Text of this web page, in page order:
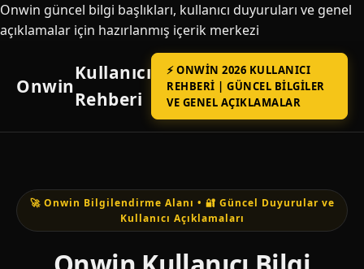
Onwin güncel bilgi başlıkları, kullanıcı duyuruları ve genel
açıklamalar için hazırlanmış içerik merkezi
Onwin
Kullanıcı
Rehberi
⚡ ONWIN 2026 KULLANICI
REHBERI | GÜNCEL BILGILER
VE GENEL AÇIKLAMALAR
🚀 Onwin Bilgilendirme Alanı • 🔐 Güncel Duyurular ve
Kullanıcı Açıklamaları